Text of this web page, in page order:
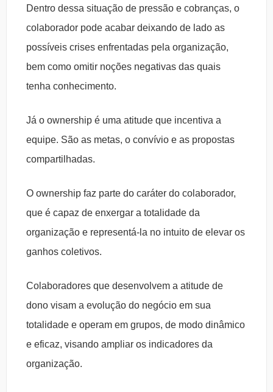
Dentro dessa situação de pressão e cobranças, o
colaborador pode acabar deixando de lado as
possíveis crises enfrentadas pela organização,
bem como omitir noções negativas das quais
tenha conhecimento.
Já o ownership é uma atitude que incentiva a
equipe. São as metas, o convívio e as propostas
compartilhadas.
O ownership faz parte do caráter do colaborador,
que é capaz de enxergar a totalidade da
organização e representá-la no intuito de elevar os
ganhos coletivos.
Colaboradores que desenvolvem a atitude de
dono visam a evolução do negócio em sua
totalidade e operam em grupos, de modo dinâmico
e eficaz, visando ampliar os indicadores da
organização.